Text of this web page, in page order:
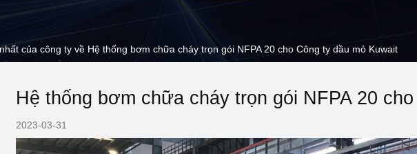
của công ty về Hệ thống bơm chữa cháy trọn gói NFPA 20 cho Công ty dầu mỏ Kuwait
Hệ thống bơm chữa cháy trọn gói NFPA 20
2023-03-31